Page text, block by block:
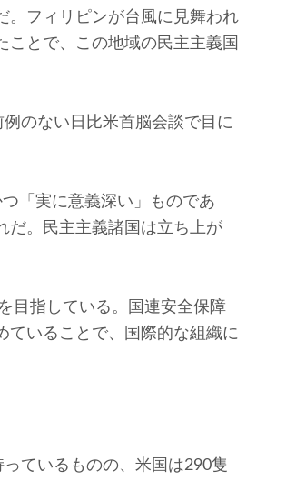
フィリピンが台風に見舞われ
ことで、この地域の民主主義国
のない日比米首脳会談で目に
「実に意義深い」ものであ
だ。民主主義諸国は立ち上が
目指している。国連安全保障
ていることで、国際的な組織に
ているものの、米国は290隻